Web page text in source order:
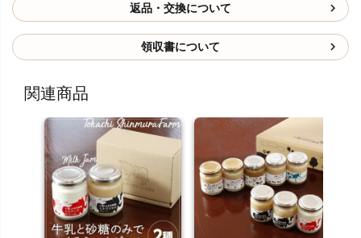
返品・交換について
領収書について
関連商品